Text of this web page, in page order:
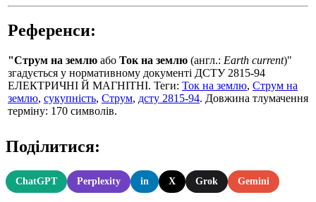
Референси:
"Струм на землю або Ток на землю (англ.: Earth current)"
згадується у нормативному документі ДСТУ 2815-94
ЕЛЕКТРИЧНІ Й МАГНІТНІ. Теги: Ток на землю, Струм на
землю, сукупність, Струм, дсту 2815-94. Довжина тлумачення
терміну: 170 символів.
Поділитися:
ChatGPT Perplexity in X Grok Gemini